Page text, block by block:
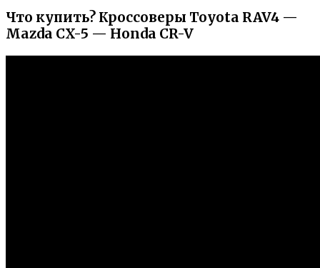
Что купить? Кроссоверы Toyota RAV4 —
Mazda CX-5 — Honda CR-V